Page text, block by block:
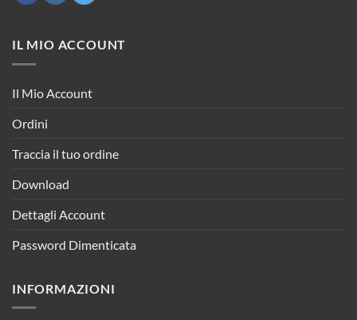
IL MIO ACCOUNT
Il Mio Account
Ordini
Traccia il tuo ordine
Download
Dettagli Account
Password Dimenticata
INFORMAZIONI